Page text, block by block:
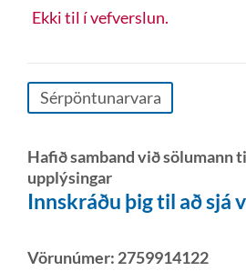
Ekki til í vefverslun.
Sérpöntunarvara
Hafið samband við sölumann
upplýsingar
Innskráðu þig til að sjá
Vörunúmer: 2759914122